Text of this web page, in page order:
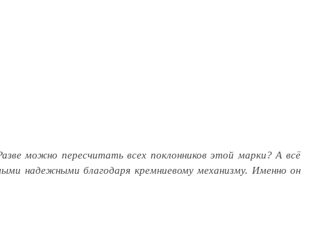
можно пересчитать всех поклонников этой марки? А всё
надежными благодаря кремниевому механизму. Именно он